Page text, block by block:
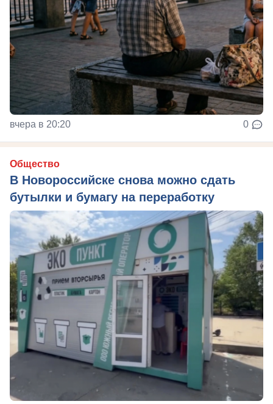
вчера в 20:20 0
Общество
В Новороссийске снова можно сдать
бутылки и бумагу на переработку